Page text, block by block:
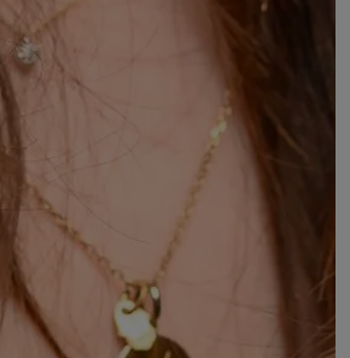
de la Fondation étudiante pour la
des étudiants de France
Rhône-Alpes
sport, culture, éducation
éducation, formation et